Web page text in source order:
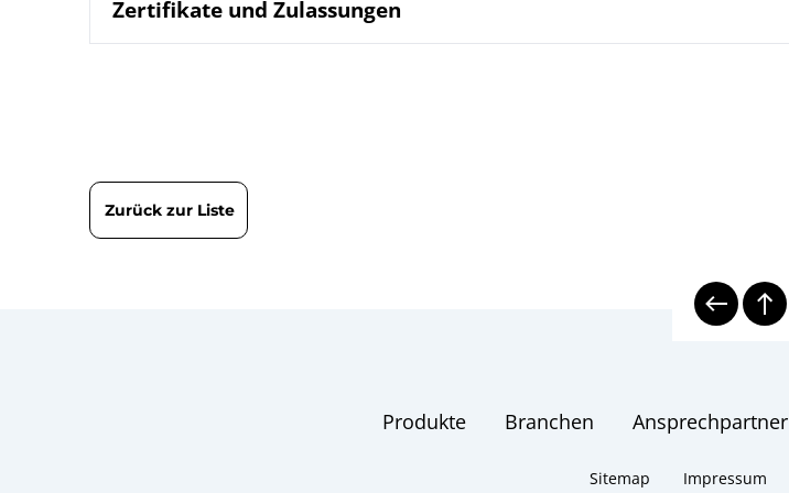
Zertifikate und Zulassungen
Zurück zur Liste
Produkte Branchen Ansprechpartner
Sitemap Impressum